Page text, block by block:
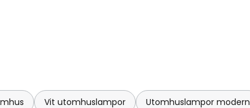
Vit utomhuslampor Utomhuslampor modern